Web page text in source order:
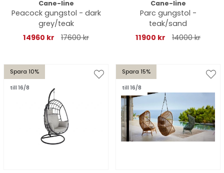
Cane-line
Peacock gungstol - dark
grey/teak
14960 kr
17600 kr
Cane-line
Parc gungstol -
teak/sand
11900 kr
14000 kr
Spara 10%
till 16/8
Spara 15%
till 16/8